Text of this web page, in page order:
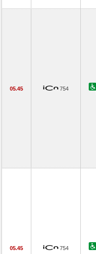
05.45 754
05.45 754